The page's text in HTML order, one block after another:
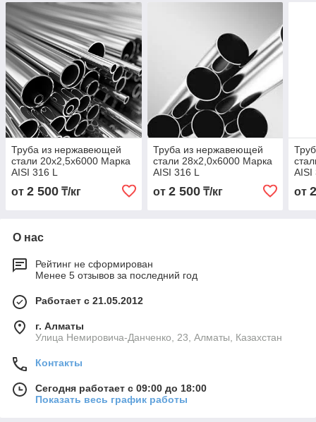
Труба из нержавеющей
стали 20х2,5х6000 Марка
AISI 316 L
от 2 500 ₸/кг
Труба из нержавеющей
стали 28х2,0х6000 Марка
AISI 316 L
от 2 500₸/кг
AISI
от
О нас
Рейтинг не сформирован
Менее 5 отзывов за последний год
Работает с 21.05.2012
г. Алматы
Улица Немировича-Данченко, 23, Алматы, Казахстан
Контакты
Сегодня работает с 09:00 до 18:00
Показать весь график работы